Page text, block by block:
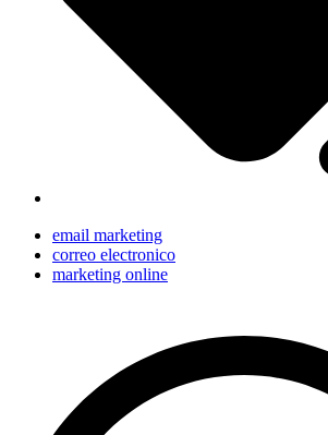
email marketing
correo electronico
marketing online